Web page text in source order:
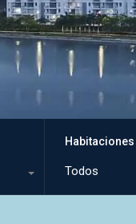
Habitaciones
Todos